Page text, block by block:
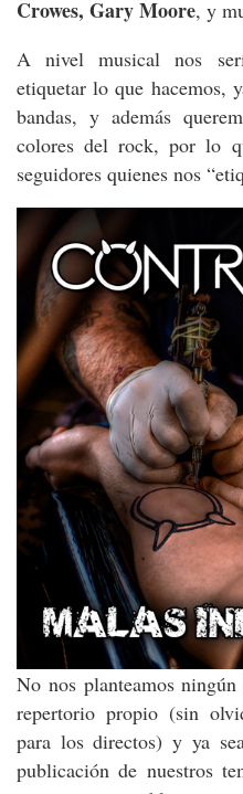
Crowes, Gary Moore, y
A nivel musical nos
etiquetar lo que hacemos,
bandas, y además
colores del rock, por lo
seguidores quienes nos
No nos planteamos
repertorio propio (sin
para los directos) y ya
publicación de nuestros